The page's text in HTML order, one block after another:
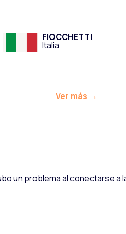
FIOCCHETTI
Italia
Ver más →
un problema al conectarse a